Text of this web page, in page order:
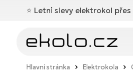
⭐️ Letní slevy elektrokol
Hlavní stránka Elektrokola